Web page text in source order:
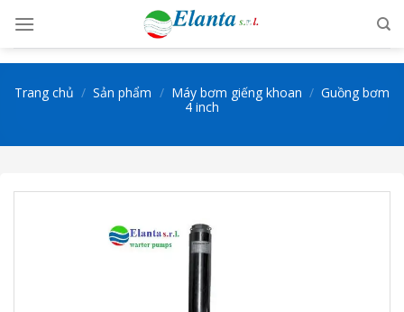
content
Trang chủ / Sản phẩm / Máy bơm giếng khoan / Guồng bơm
4 inch